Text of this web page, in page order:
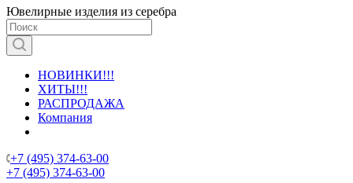
Ювелирные изделия из серебра
НОВИНКИ!!!
ХИТЫ!!!
РАСПРОДАЖА
Компания
+7 (495) 374-63-00
+7 (495) 374-63-00